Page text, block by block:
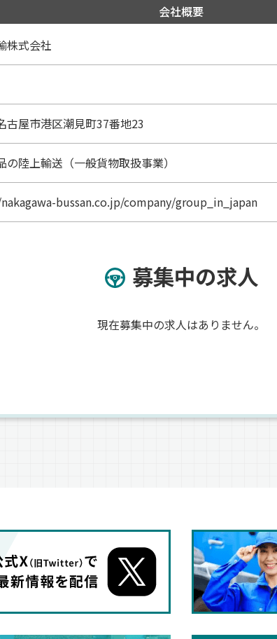
会社概要
株式会社
古屋市港区潮見町37番地23
の陸上輸送（一般貨物取扱事業）
bussan.co.jp/company/group_in_japan
募集中の求人
現在募集中の求人はありません。